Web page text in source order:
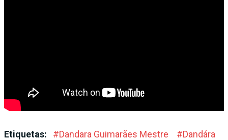
Etiquetas: #Dandara Guimarães Mestre #Dandára